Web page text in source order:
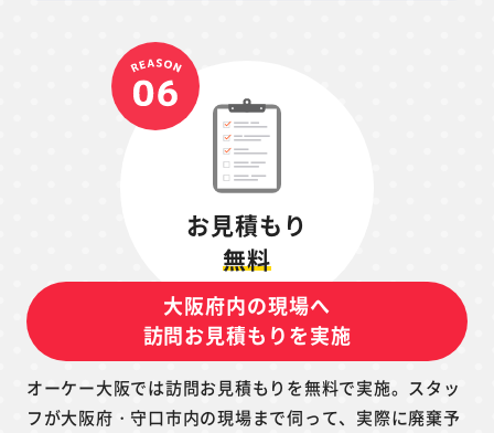
お見積もり
無料
大阪府内の現場へ
訪問お見積もりを実施
オーケー大阪では訪問お見積もりを無料で実施。スタッ
フが大阪府・守口市内の現場まで伺って、実際に廃棄予